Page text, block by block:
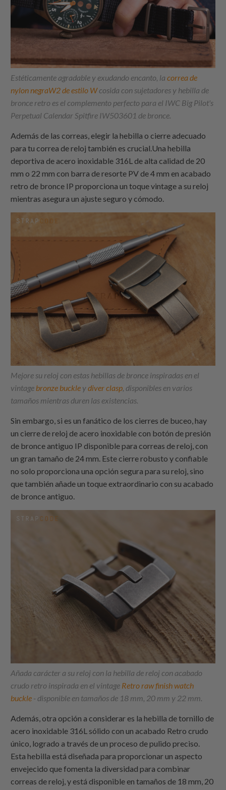
Estéticamente agradable y exudando encanto, lacorrea de
nylon negraW2 de estilo Wcosida con sujetadores y hebilla de
bronce retro es el complemento perfecto para el IWC Big Pilot's
Perpetual Calendar Spitfire IW503601 de bronce.
Además de las correas, elegir la hebilla o cierre adecuado
para tu correa de reloj también es crucial.Una hebilla
deportiva de acero inoxidable 316L de alta calidad de 20
mm o 22 mm con barra de resorte PV de 4 mm en acabado
retro de bronce IP proporciona un toque vintage a su reloj
mientras asegura un ajuste seguro y cómodo.
Mejore su reloj con estas hebillas de bronce inspiradas en el
vintage bronze buckle ydiver clasp, disponibles en varios
tamaños mientras duren las existencias.
Sin embargo, si es un fanático de los cierres de buceo, hay
un cierre de reloj de acero inoxidable con botón de presión
de bronce antiguo IP disponible para correas de reloj, con
un gran tamaño de 24 mm. Este cierre robusto y confiable
no solo proporciona una opción segura para su reloj, sino
que también añade un toque extraordinario con su acabado
de bronce antiguo.
Añada carácter a su reloj con la hebilla de reloj con acabado
crudo retro inspirada en el vintage Retro raw finish watch
buckle - disponible en tamaños de 18 mm, 20 mm y 22 mm.
Además, otra opción a considerar es la hebilla de tornillo de
acero inoxidable 316L sólido con un acabado Retro crudo
único, logrado a través de un proceso de pulido preciso.
Esta hebilla está diseñada para proporcionar un aspecto
envejecido que fomenta la diversidad para combinar
correas de reloj, y está disponible en tamaños de 18 mm, 20